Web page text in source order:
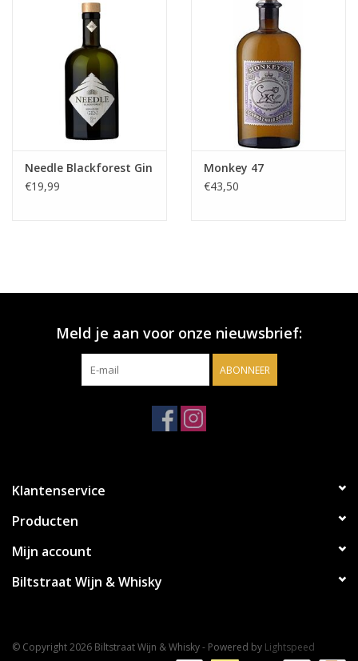
Relatiegeschenken
Needle Blackforest Gin
€19,99
Monkey 47
€43,50
Meld je aan voor onze nieuwsbrief:
ABONNEER
Klantenservice
Producten
Mijn account
Biltstraat Wijn & Whisky
© Copyright 2026 Biltstraat Wijn & Whisky - Powered by Lightspeed